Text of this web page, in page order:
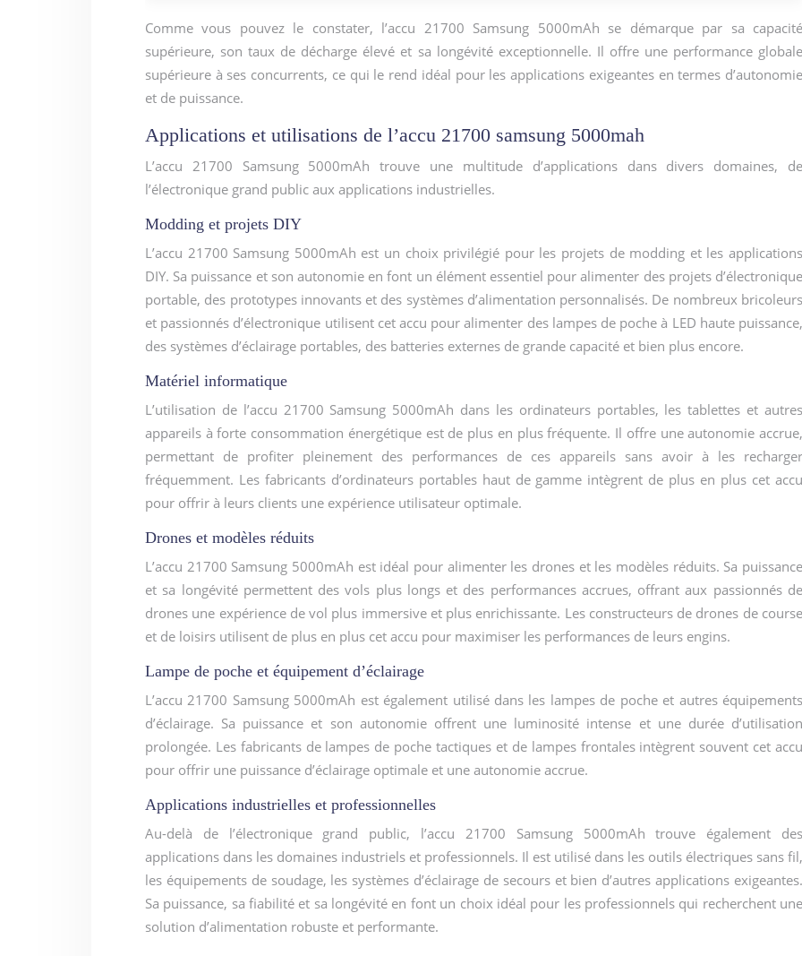
Comme vous pouvez le constater, l’accu 21700 Samsung 5000mAh se démarque par sa capacité
supérieure, son taux de décharge élevé et sa longévité exceptionnelle. Il offre une performance globale
supérieure à ses concurrents, ce qui le rend idéal pour les applications exigeantes en termes d’autonomie
et de puissance.
Applications et utilisations de l’accu 21700 samsung 5000mah
L’accu 21700 Samsung 5000mAh trouve une multitude d’applications dans divers domaines, de
l’électronique grand public aux applications industrielles.
Modding et projets DIY
L’accu 21700 Samsung 5000mAh est un choix privilégié pour les projets de modding et les applications
DIY. Sa puissance et son autonomie en font un élément essentiel pour alimenter des projets d’électronique
portable, des prototypes innovants et des systèmes d’alimentation personnalisés. De nombreux bricoleurs
et passionnés d’électronique utilisent cet accu pour alimenter des lampes de poche à LED haute puissance,
des systèmes d’éclairage portables, des batteries externes de grande capacité et bien plus encore.
Matériel informatique
L’utilisation de l’accu 21700 Samsung 5000mAh dans les ordinateurs portables, les tablettes et autres
appareils à forte consommation énergétique est de plus en plus fréquente. Il offre une autonomie accrue,
permettant de profiter pleinement des performances de ces appareils sans avoir à les recharger
fréquemment. Les fabricants d’ordinateurs portables haut de gamme intègrent de plus en plus cet accu
pour offrir à leurs clients une expérience utilisateur optimale.
Drones et modèles réduits
L’accu 21700 Samsung 5000mAh est idéal pour alimenter les drones et les modèles réduits. Sa puissance
et sa longévité permettent des vols plus longs et des performances accrues, offrant aux passionnés de
drones une expérience de vol plus immersive et plus enrichissante. Les constructeurs de drones de course
et de loisirs utilisent de plus en plus cet accu pour maximiser les performances de leurs engins.
Lampe de poche et équipement d’éclairage
L’accu 21700 Samsung 5000mAh est également utilisé dans les lampes de poche et autres équipements
d’éclairage. Sa puissance et son autonomie offrent une luminosité intense et une durée d’utilisation
prolongée. Les fabricants de lampes de poche tactiques et de lampes frontales intègrent souvent cet accu
pour offrir une puissance d’éclairage optimale et une autonomie accrue.
Applications industrielles et professionnelles
Au-delà de l’électronique grand public, l’accu 21700 Samsung 5000mAh trouve également des
applications dans les domaines industriels et professionnels. Il est utilisé dans les outils électriques sans fil,
les équipements de soudage, les systèmes d’éclairage de secours et bien d’autres applications exigeantes.
Sa puissance, sa fiabilité et sa longévité en font un choix idéal pour les professionnels qui recherchent une
solution d’alimentation robuste et performante.